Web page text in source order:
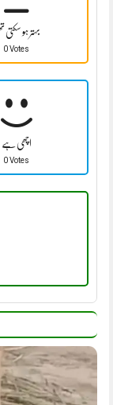
بہتر ہو سکتی
0 Votes
اچھی ہے
0 Votes